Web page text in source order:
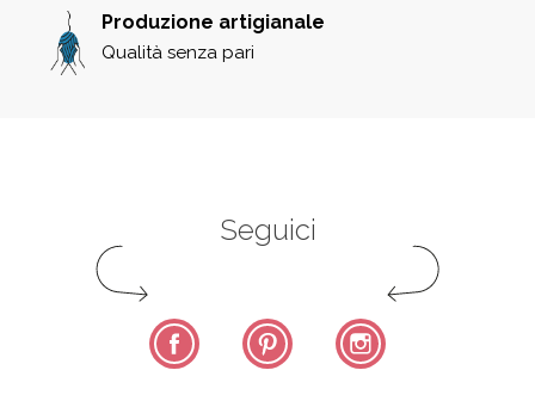
Produzione artigianale
Qualità senza pari
Seguici
Facebook Pinterest